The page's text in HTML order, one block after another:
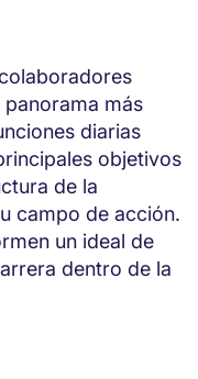
más
diarias
objetivos
de la
campo de acción.
un ideal de
dentro de la